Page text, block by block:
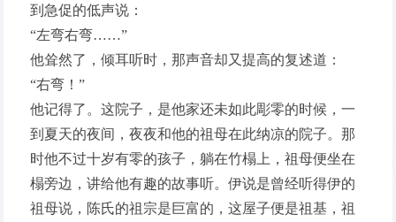
到急促的低声说：
“左弯右弯……”
他耸然了，倾耳听时，那声音却又提高的复述道：
“右弯！”
他记得了。这院子，是他家还未如此彫零的时候，一
到夏天的夜间，夜夜和他的祖母在此纳凉的院子。那
时他不过十岁有零的孩子，躺在竹榻上，祖母便坐在
榻旁边，讲给他有趣的故事听。伊说是曾经听得伊的
祖母说，陈氏的祖宗是巨富的，这屋子便是祖基，祖